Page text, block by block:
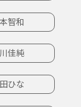
智和
佳純
ひな